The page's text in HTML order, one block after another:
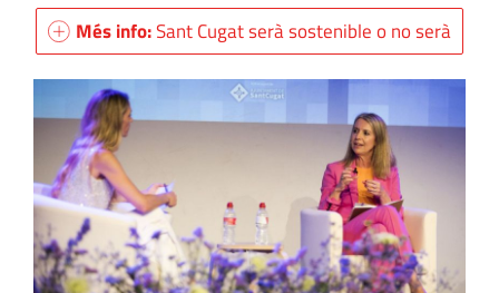
Més info:Sant Cugat serà sostenible o no serà